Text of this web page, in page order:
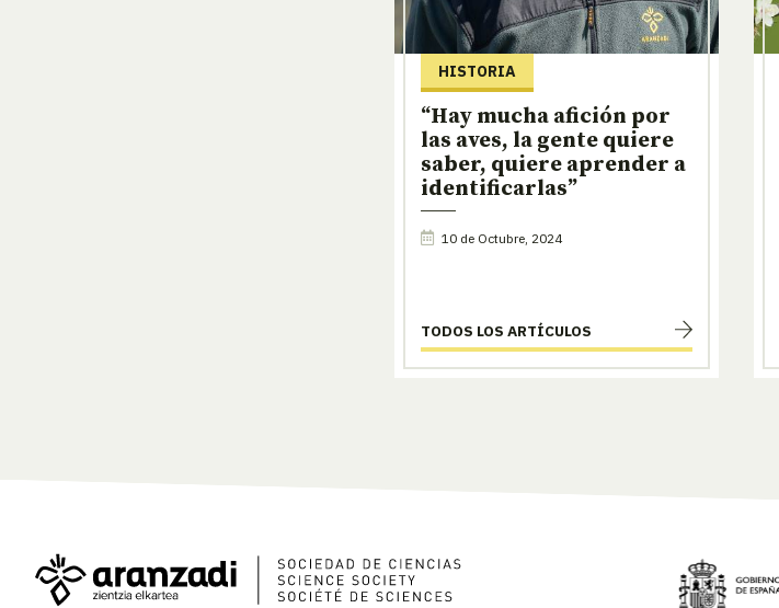
HISTORIA
“Hay mucha afición por
las aves, la gente quiere
saber, quiere aprender a
identificarlas”
10 de Octubre, 2024
TODOS LOS ARTÍCULOS